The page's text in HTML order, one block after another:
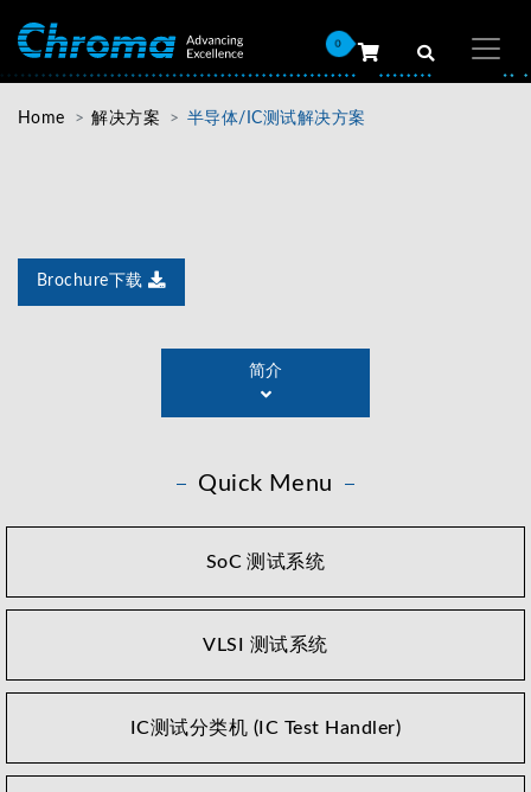
0
Home 解决方案 半导体/IC测试解决方案
Brochure下载
仪器、测试系统、自动化生产线与智慧制造系统的整合能
力；多年来于半导体晶片测试领域，Chroma更是深耕多
年并拥有众多的产品线，从研发至量产阶段所需的设备
试平台，皆有完整相对应产品提供客户适合的选择。
Chroma完整的半导体解决方案涵盖了不同的晶片测试应
用如：消费型晶片(微处理器、音频晶片、电脑/行动装置
交流转换器、LED驱动器等)、射频晶片(无线网路、蓝
芽、行动通讯等)、以及特定领域测试(影像传感器、无线
在自动化分选设备的部分，应用范围则包含ATC与PTC温
处理技术、裸芯片处理、Pick and Place测试机台、CIS统
简介
Quick Menu
SoC 测试系统
VLSI 测试系统
IC测试分类机 (IC Test Handler)